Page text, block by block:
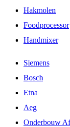
Hakmolen
Foodprocessor
Handmixer
Siemens
Bosch
Etna
Aeg
Onderbouw